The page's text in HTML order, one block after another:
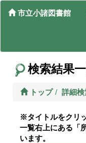
市立小諸図書館
検索結果
トップ 詳細検
※タイトルをクリ
一覧右上にある「
います。